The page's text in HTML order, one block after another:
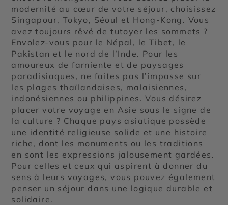
modernité au cœur de votre séjour, choisissez
Singapour, Tokyo, Séoul et Hong-Kong. Vous
avez toujours rêvé de tutoyer les sommets ?
Envolez-vous pour le Népal, le Tibet, le
Pakistan et le nord de l’Inde. Pour les
amoureux de farniente et de paysages
paradisiaques, ne faites pas l’impasse sur
les plages thaïlandaises, malaisiennes,
indonésiennes ou philippines. Vous désirez
placer votre voyage en Asie sous le signe de
la culture ? Chaque pays asiatique possède
une identité religieuse solide et une histoire
riche, dont les monuments ou les traditions
en sont les expressions jalousement gardées.
Pour celles et ceux qui aspirent à donner du
sens à leurs voyages, vous pouvez également
penser un séjour dans une logique durable et
solidaire.